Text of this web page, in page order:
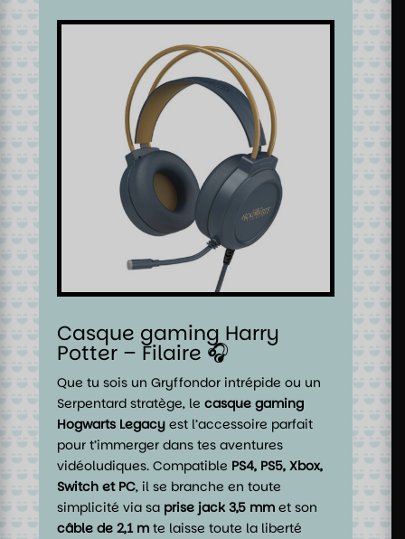
Casque gaming Harry
Potter – Filaire 🎧
Que tu sois un Gryffondor intrépide ou un
Serpentard stratège, lecasque gaming
Hogwarts Legacy est l’accessoire parfait
pour t’immerger dans tes aventures
vidéoludiques. Compatible PS4, PS5, Xbox,
Switch et PC, il se branche en toute
simplicité via sa prise jack 3,5 mm et son
câble de 2,1 m te laisse toute la liberté